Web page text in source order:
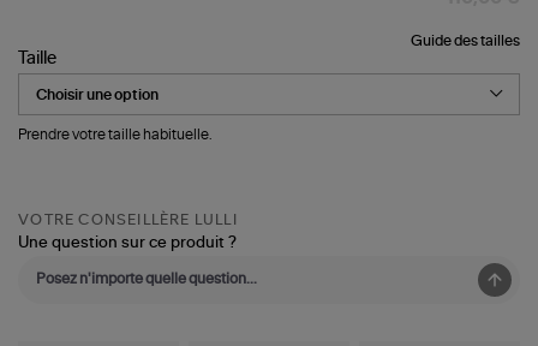
Noir
Guide des tailles
Taille
Prendre votre taille habituelle.
VOTRE CONSEILLÈRE LULLI
Une question sur ce produit ?